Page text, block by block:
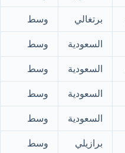
برتغالي وسط
السعودية وسط
السعودية وسط
السعودية وسط
السعودية وسط
برازيلي وسط